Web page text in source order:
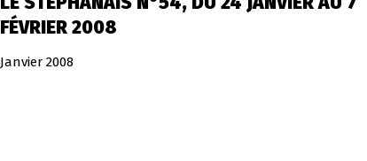
FÉVRIER 2008
Janvier 2008